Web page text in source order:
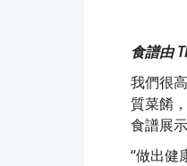
食譜由
我們很
質菜餚
食譜展
“做出健